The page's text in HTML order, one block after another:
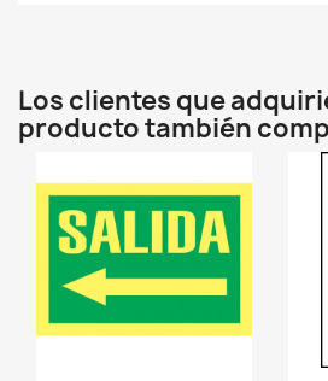
Los clientes que
producto también